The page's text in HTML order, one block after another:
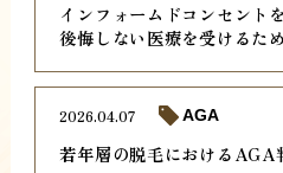
インフォームドコンセント
後悔しない医療を受けるた
若年層の脱毛におけるAGA
2026.04.07 AGA